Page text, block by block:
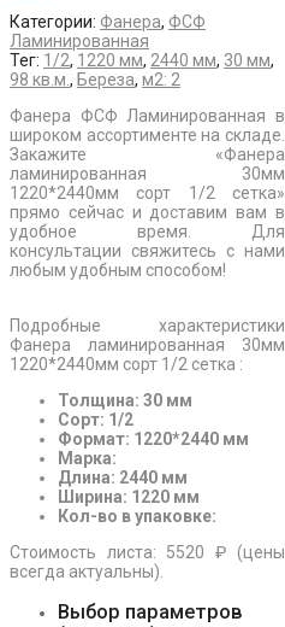
Категории: Фанера, ФСФ
Ламинированная
Тег: 1/2, 1220 мм, 2440 мм, 30 мм,
98 кв.м. , Береза, м2: 2
Фанера ФСФ Ламинированная в
широком ассортименте на складе.
Закажите «Фанера
ламинированная 30мм
1220*2440мм сорт 1/2 сетка»
прямо сейчас и доставим вам в
удобное время. Для
консультации свяжитесь с нами
любым удобным способом!
Подробные характеристики
Фанера ламинированная 30мм
1220*2440мм сорт 1/2 сетка :
Толщина: 30 мм
Сорт: 1/2
Формат: 1220*2440 мм
Марка:
Длина: 2440 мм
Ширина: 1220 мм
Кол-во в упаковке:
Стоимость листа: 5520 ₽ (цены
всегда актуальны).
Выбор параметров